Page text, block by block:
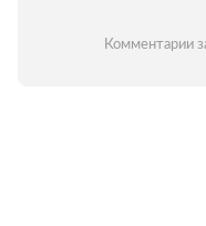
Комментарии